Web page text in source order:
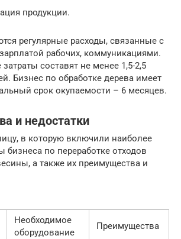
продукции.
регулярные расходы, связанные с
рабочих, коммуникациями.
составят не менее 1,5-2,5
Бизнес по обработке дерева имеет
срок окупаемости – 6 месяцев.
и недостатки
в которую включили наиболее
бизнеса по переработке отходов
а также их преимущества и
Необходимое
оборудование
Преимущества